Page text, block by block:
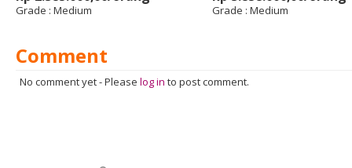
Grade : Medium Grade : Medium
Comment
No comment yet-Please log in to post comment.